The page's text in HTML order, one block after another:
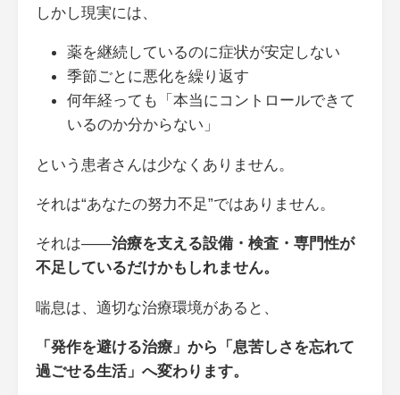
しかし現実には、
薬を継続しているのに症状が安定しない
季節ごとに悪化を繰り返す
何年経っても「本当にコントロールできて
いるのか分からない」
という患者さんは少なくありません。
それは“あなたの努力不足”ではありません。
それは――治療を支える設備・検査・専門性が
不足しているだけかもしれません。
喘息は、適切な治療環境があると、
「発作を避ける治療」から「息苦しさを忘れて
過ごせる生活」へ変わります。